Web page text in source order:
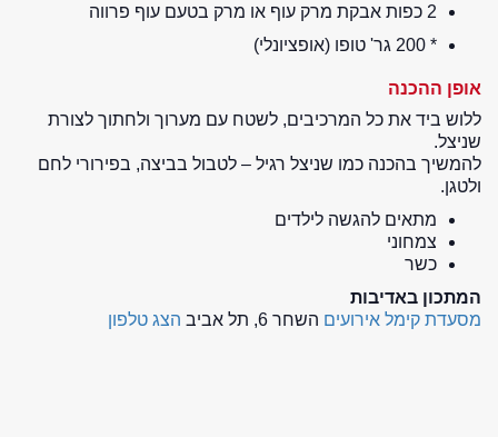
2 כפות אבקת מרק עוף או מרק בטעם עוף פרווה
* 200 גר' טופו (אופציונלי)
אופן ההכנה
ללוש ביד את כל המרכיבים, לשטח עם מערוך ולחתוך לצורת
שניצל.
להמשיך בהכנה כמו שניצל רגיל – לטבול בביצה, בפירורי לחם
ולטגן.
מתאים להגשה לילדים
צמחוני
כשר
המתכון באדיבות
מסעדת קימל אירועים השחר 6, תל אביב הצג טלפון